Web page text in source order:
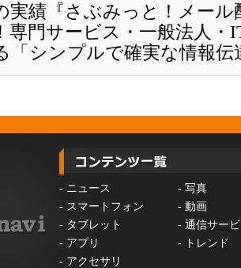
実績『さぶみっと！メール
専門サービス・一般法人・
「シンプルで確実な情報伝
- ニュース - 写真
- スマートフォン - 動画
- タブレット - 通信サー
- アプリ -
トレンド
- アクセサリ